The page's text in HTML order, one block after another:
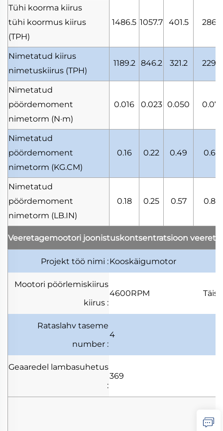
Tühi koorma kiirus
tühi koormus kiirus
(TPH)
1486.5 1057.7 401.5 286.5
Nimetatud kiirus
nimetuskiirus (TPH)
1189.2 846.2 321.2 229.2
Nimetatud
pöördemoment
nimetorm (N·m)
0.016 0.023 0.050 0.071
Nimetatud
pöördemoment
nimetorm (KG.CM)
0.16 0.22 0.49 0.69
Nimetatud
pöördemoment
nimetorm (LB.IN)
0.18 0.25 0.57 0.80
Veeretagemootori joonistuskontsentratsioon
Projekt töö nimi :Kooskäigumotor
Mootori pöörlemiskiirus
kiirus :
4600RPM
Rataslahv taseme
number :
4
Geaaredel lambasuhetus
:
369